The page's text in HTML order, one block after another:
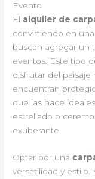
Evento
El alquiler de
convirtiendo en
buscan agregar un
eventos. Este tipo
disfrutar del paisaje
encuentran
que las hace
estrellado o
exuberante.
Optar por una
versatilidad y estilo.